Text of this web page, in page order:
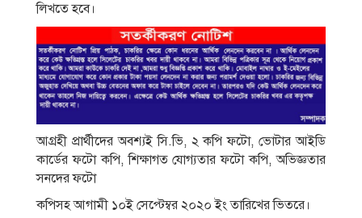
লিখতে হবে।
আগ্রহী প্রার্থীদের অবশ্যই সি.ভি, ২ কপি ফটো, ভােটার আইডি
কার্ডের ফটো কপি, শিক্ষাগত যােগ্যতার ফটো কপি, অভিজ্ঞতার
সনদের ফটো
কপিসহ আগামী ১০ই সেপ্টেম্বর ২০২০ ইং তারিখের ভিতরে।